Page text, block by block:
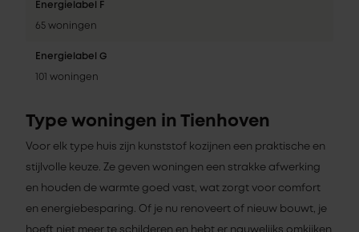
Energielabel F
65 woningen
Energielabel G
101 woningen
Type woningen in Tienhoven
Voor elk type huis zijn kunststof kozijnen een praktische en
stijlvolle keuze. Ze geven woningen een strakke afwerking
en houden de warmte goed vast, wat zorgt voor comfort
en energiebesparing. Of je nu renoveert of nieuw bouwt, je
hoeft niet meer te schilderen en hebt er nauwelijks omkijken